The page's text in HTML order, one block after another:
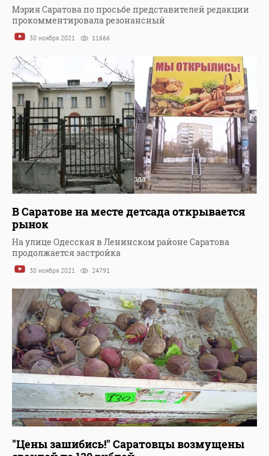
Мэрия Саратова по просьбе представителей редакции
прокомментировала резонансный
30 ноября 2021 11666
В Саратове на месте детсада открывается
рынок
На улице Одесская в Ленинском районе Саратова
продолжается застройка
30 ноября 2021 24791
"Цены зашибись!" Саратовцы возмущены